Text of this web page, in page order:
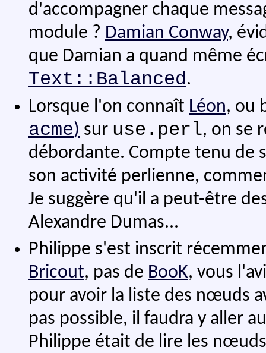
d'accompagner chaque
module ? Damian Conway,
que Damian a quand même
Text::Balanced.
Lorsque l'on connaît Léon, ou
acme) sur use.perl, on se
débordante. Compte tenu de
son activité perlienne,
Je suggère qu'il a peut-être
Alexandre Dumas...
Philippe s'est inscrit
Bricout, pas de BooK, vous
pour avoir la liste des nœuds
pas possible, il faudra y aller
Philippe était de lire les